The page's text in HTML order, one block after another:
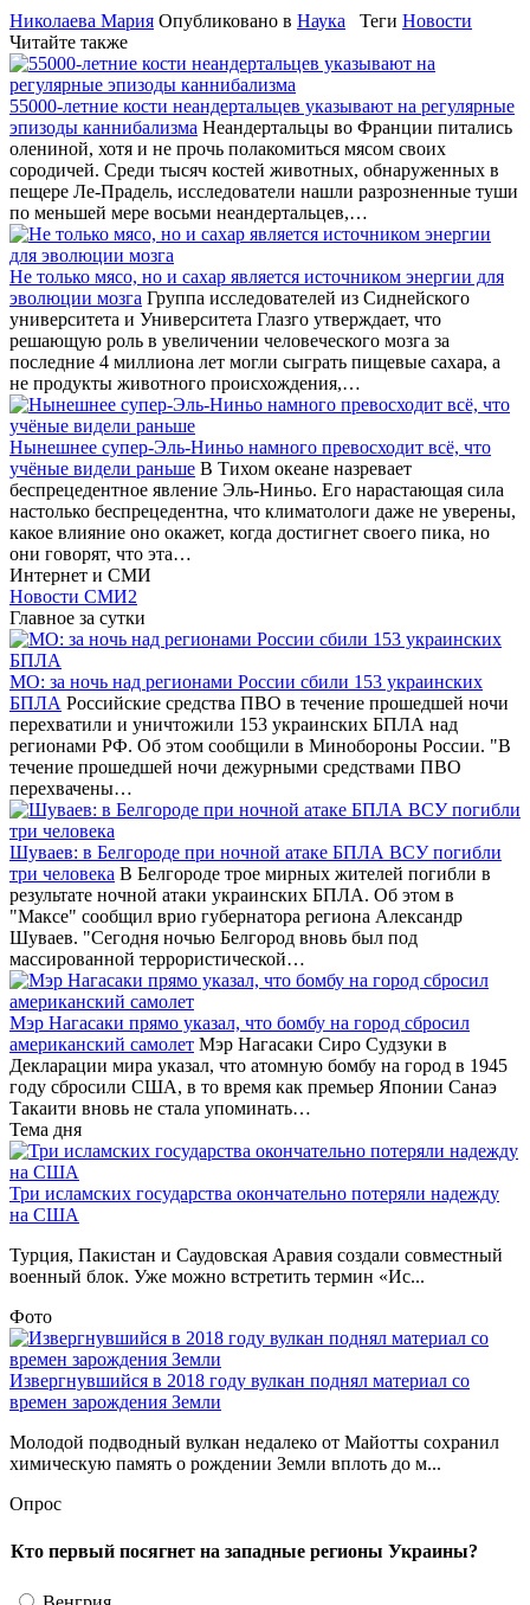
Николаева Мария Опубликовано в Наука Теги Новости
Читайте также
55000-летние кости неандертальцев указывают на регулярные
эпизоды каннибализма Неандертальцы во Франции питались
олениной, хотя и не прочь полакомиться мясом своих
сородичей. Среди тысяч костей животных, обнаруженных в
пещере Ле-Прадель, исследователи нашли разрозненные туши
по меньшей мере восьми неандертальцев,…
Не только мясо, но и сахар является источником энергии для
эволюции мозга Группа исследователей из Сиднейского
университета и Университета Глазго утверждает, что
решающую роль в увеличении человеческого мозга за
последние 4 миллиона лет могли сыграть пищевые сахара, а
не продукты животного происхождения,…
Нынешнее супер-Эль-Ниньо намного превосходит всё, что
учёные видели раньше В Тихом океане назревает
беспрецедентное явление Эль-Ниньо. Его нарастающая сила
настолько беспрецедентна, что климатологи даже не уверены,
какое влияние оно окажет, когда достигнет своего пика, но
они говорят, что эта…
Интернет и СМИ
Новости СМИ2
Главное за сутки
МО: за ночь над регионами России сбили 153 украинских
БПЛА Российские средства ПВО в течение прошедшей ночи
перехватили и уничтожили 153 украинских БПЛА над
регионами РФ. Об этом сообщили в Минобороны России. "В
течение прошедшей ночи дежурными средствами ПВО
перехвачены…
Шуваев: в Белгороде при ночной атаке БПЛА ВСУ погибли
три человека В Белгороде трое мирных жителей погибли в
результате ночной атаки украинских БПЛА. Об этом в
"Максе" сообщил врио губернатора региона Александр
Шуваев. "Сегодня ночью Белгород вновь был под
массированной террористической…
Мэр Нагасаки прямо указал, что бомбу на город сбросил
американский самолет Мэр Нагасаки Сиро Судзуки в
Декларации мира указал, что атомную бомбу на город в 1945
году сбросили США, в то время как премьер Японии Санаэ
Такаити вновь не стала упоминать…
Тема дня
Три исламских государства окончательно потеряли надежду
на США
Турция, Пакистан и Саудовская Аравия создали совместный
военный блок. Уже можно встретить термин «Ис...
Фото
Извергнувшийся в 2018 году вулкан поднял материал со
времен зарождения Земли
Молодой подводный вулкан недалеко от Майотты сохранил
химическую память о рождении Земли вплоть до м...
Опрос
Кто первый посягнет на западные регионы Украины?